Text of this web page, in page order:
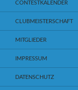
CONTESTKALENDER
CLUBMEISTERSCHAFT
MITGLIEDER
IMPRESSUM
DATENSCHUTZ